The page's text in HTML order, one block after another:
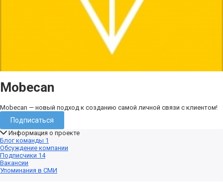
Mobecan
Mobecan — новый подход к созданию самой личной связи с клиентом!
Подписаться
Информация о проекте
Блог команды 1
Обсуждение компании
Подписчики 14
Вакансии
Упоминания в СМИ